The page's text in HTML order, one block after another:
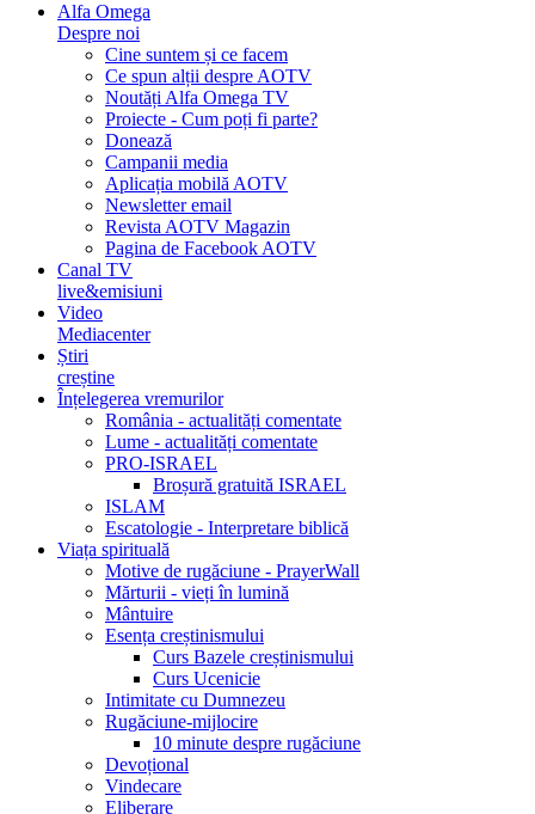
Alfa Omega
Despre noi
Cine suntem și ce facem
Ce spun alții despre AOTV
Noutăți Alfa Omega TV
Proiecte - Cum poți fi parte?
Donează
Campanii media
Aplicația mobilă AOTV
Newsletter email
Revista AOTV Magazin
Pagina de Facebook AOTV
Canal TV
live&emisiuni
Video
Mediacenter
Știri
creștine
Înțelegerea vremurilor
România - actualități comentate
Lume - actualități comentate
PRO-ISRAEL
Broșură gratuită ISRAEL
ISLAM
Escatologie - Interpretare biblică
Viața spirituală
Motive de rugăciune - PrayerWall
Mărturii - vieți în lumină
Mântuire
Esența creștinismului
Curs Bazele creștinismului
Curs Ucenicie
Intimitate cu Dumnezeu
Rugăciune-mijlocire
10 minute despre rugăciune
Devoțional
Vindecare
Eliberare